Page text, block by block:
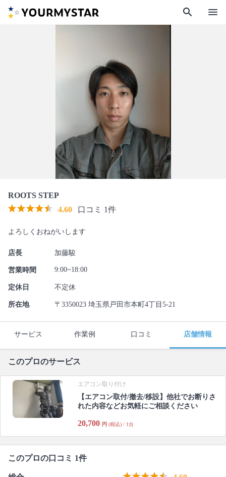
search menu
ROOTS STEP
4.60
口コミ 1件
よろしくおねがいします
店長 加藤駿
営業時間 9:00~18:00
定休日 不定休
所在地 〒3350023 埼玉県戸田市本町4丁目5-21
サービス 作業例 口コミ 店舗情報
このプロのサービス
エアコン取り付け
【エアコン取付/撤去/移設】他社でお断りさ
れた内容などお気軽にご相談ください
20,700 円 (税込) / 1台
このプロの口コミ 1件